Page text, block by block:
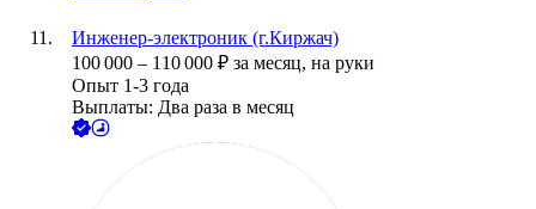
Инженер-электроник (г.Киржач)
100 000 – 110 000 ₽ за месяц, на руки
Опыт 1-3 года
Выплаты: Два раза в месяц